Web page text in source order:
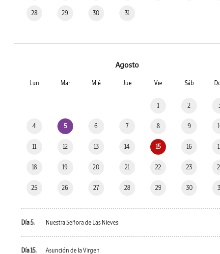
28 29 30 31
Agosto
Lun Mar Mié Jue Vie Sáb
1 2
4 5 6 7 8 9
11 12 13 14 15 16
18 19 20 21 22 23
25 26 27 28 29 30
Día 5. Nuestra Señora de Las Nieves
Día 15. Asunción de la Virgen